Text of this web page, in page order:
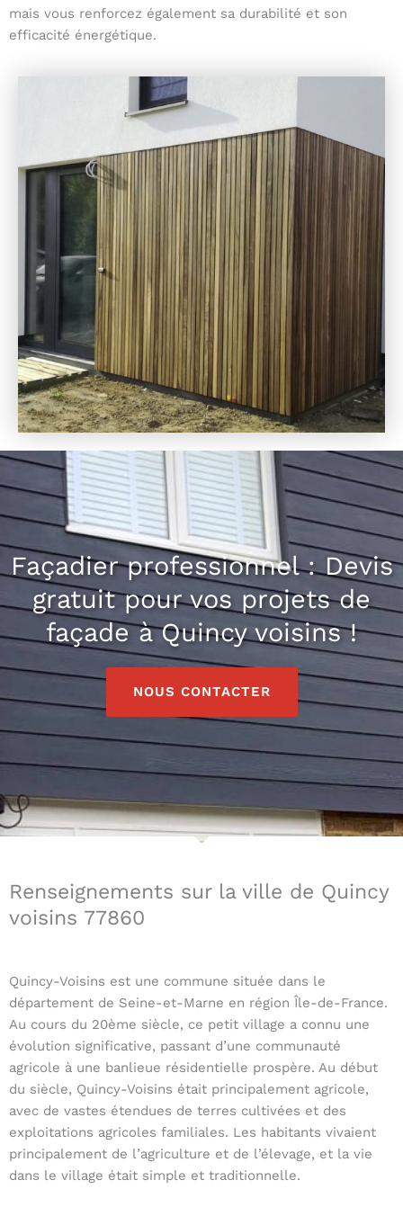
mais vous renforcez également sa durabilité et son
efficacité énergétique.
Façadier professionnel : Devis
gratuit pour vos projets de
façade à Quincy voisins !
NOUS CONTACTER
Renseignements sur la ville de Quincy
voisins 77860
Quincy-Voisins est une commune située dans le
département de Seine-et-Marne en région Île-de-France.
Au cours du 20ème siècle, ce petit village a connu une
évolution significative, passant d’une communauté
agricole à une banlieue résidentielle prospère. Au début
du siècle, Quincy-Voisins était principalement agricole,
avec de vastes étendues de terres cultivées et des
exploitations agricoles familiales. Les habitants vivaient
principalement de l’agriculture et de l’élevage, et la vie
dans le village était simple et traditionnelle.